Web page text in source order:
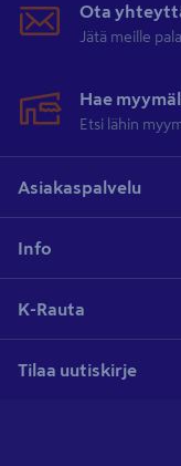
Ota
Jätä meille
Hae
Etsi lähin
Asiakaspalvelu
Info
K-Rauta
Tilaa uutiskirje